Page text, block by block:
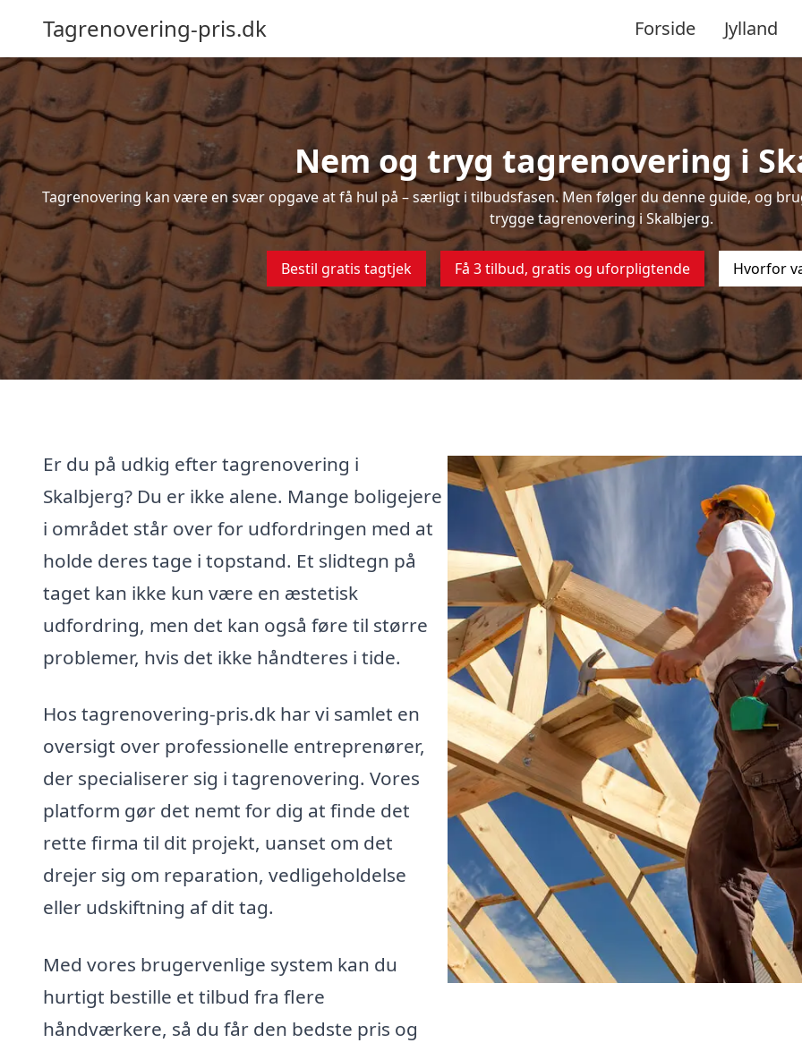
Tagrenovering-pris.dk Forside Jylland
Nem og tryg tagrenovering i
Tagrenovering kan være en svær opgave at få hul på – særligt i tilbudsfasen. Men følger du denne guide, og
trygge tagrenovering i Skalbjerg.
Bestil gratis tagtjek Få 3 tilbud, gratis og uforpligtende Hvorfor
Er du på udkig efter tagrenovering i
Skalbjerg? Du er ikke alene. Mange boligejere
i området står over for udfordringen med at
holde deres tage i topstand. Et slidtegn på
taget kan ikke kun være en æstetisk
udfordring, men det kan også føre til større
problemer, hvis det ikke håndteres i tide.
Hos tagrenovering-pris.dk har vi samlet en
oversigt over professionelle entreprenører,
der specialiserer sig i tagrenovering. Vores
platform gør det nemt for dig at finde det
rette firma til dit projekt, uanset om det
drejer sig om reparation, vedligeholdelse
eller udskiftning af dit tag.
Med vores brugervenlige system kan du
hurtigt bestille et tilbud fra flere
håndværkere, så du får den bedste pris og